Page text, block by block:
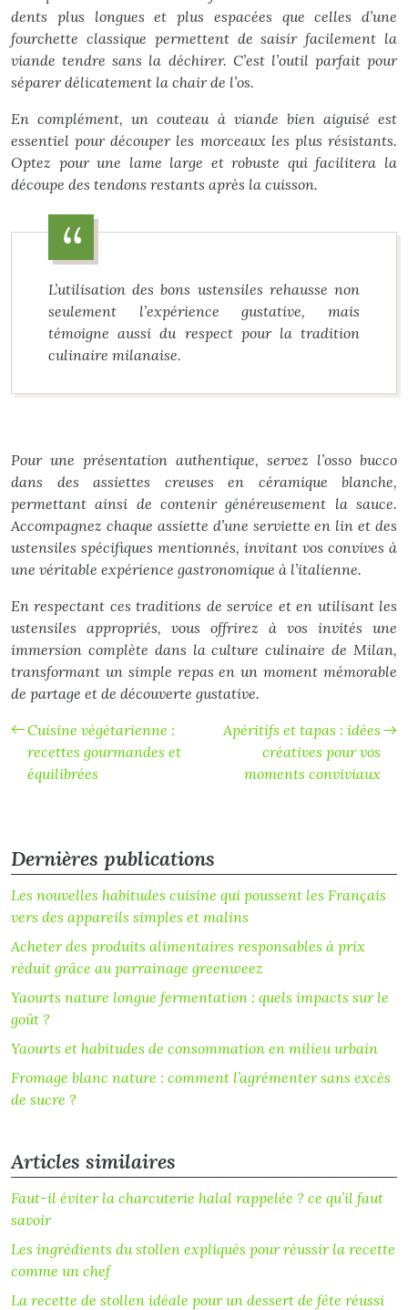
dents plus longues et plus espacées que celles d’une
fourchette classique permettent de saisir facilement la
viande tendre sans la déchirer. C’est l’outil parfait pour
séparer délicatement la chair de l’os.
En complément, un couteau à viande bien aiguisé est
essentiel pour découper les morceaux les plus résistants.
Optez pour une lame large et robuste qui facilitera la
découpe des tendons restants après la cuisson.
L’utilisation des bons ustensiles rehausse non
seulement l’expérience gustative, mais
témoigne aussi du respect pour la tradition
culinaire milanaise.
Pour une présentation authentique, servez l’osso bucco
dans des assiettes creuses en céramique blanche,
permettant ainsi de contenir généreusement la sauce.
Accompagnez chaque assiette d’une serviette en lin et des
ustensiles spécifiques mentionnés, invitant vos convives à
une véritable expérience gastronomique à l’italienne.
En respectant ces traditions de service et en utilisant les
ustensiles appropriés, vous offrirez à vos invités une
immersion complète dans la culture culinaire de Milan,
transformant un simple repas en un moment mémorable
de partage et de découverte gustative.
Cuisine végétarienne :
recettes gourmandes et
équilibrées
Apéritifs et tapas : idées
créatives pour vos
moments conviviaux
Dernières publications
Les nouvelles habitudes cuisine qui poussent les Français
vers des appareils simples et malins
Acheter des produits alimentaires responsables à prix
réduit grâce au parrainage greenweez
Yaourts nature longue fermentation : quels impacts sur le
goût ?
Yaourts et habitudes de consommation en milieu urbain
Fromage blanc nature : comment l’agrémenter sans excès
de sucre ?
Articles similaires
Faut-il éviter la charcuterie halal rappelée ? ce qu’il faut
savoir
Les ingrédients du stollen expliqués pour réussir la recette
comme un chef
La recette de stollen idéale pour un dessert de fête réussi